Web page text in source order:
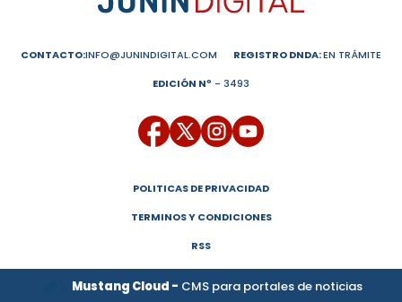
CONTACTO:INFO@JUNINDIGITAL.COM REGISTRO DNDA:EN TRÁMITE
EDICIÓN Nº - 3493
POLITICAS DE PRIVACIDAD
TERMINOS Y CONDICIONES
RSS
Mustang Cloud - CMS para portales de noticias